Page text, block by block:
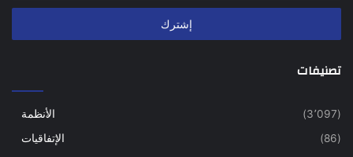
الإلكتروني
تصنيفات
الأنظمة
(3٬097)
الإتفاقيات
(86)